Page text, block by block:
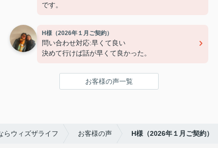
です。
H様（2026年１月ご契約）
問い合わせ対応:早くて良い
決めて行けば話が早くて良かった。
お客様の声一覧
らウィズザライフ お客様の声 H様（2026年１月ご契約）